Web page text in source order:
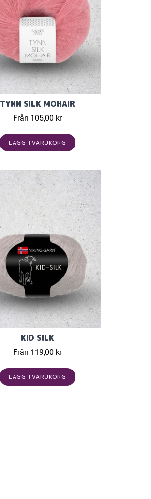
TYNN SILK MOHAIR
Från 105,00 kr
LÄGG I VARUKORG
KID SILK
Från 119,00 kr
LÄGG I VARUKORG